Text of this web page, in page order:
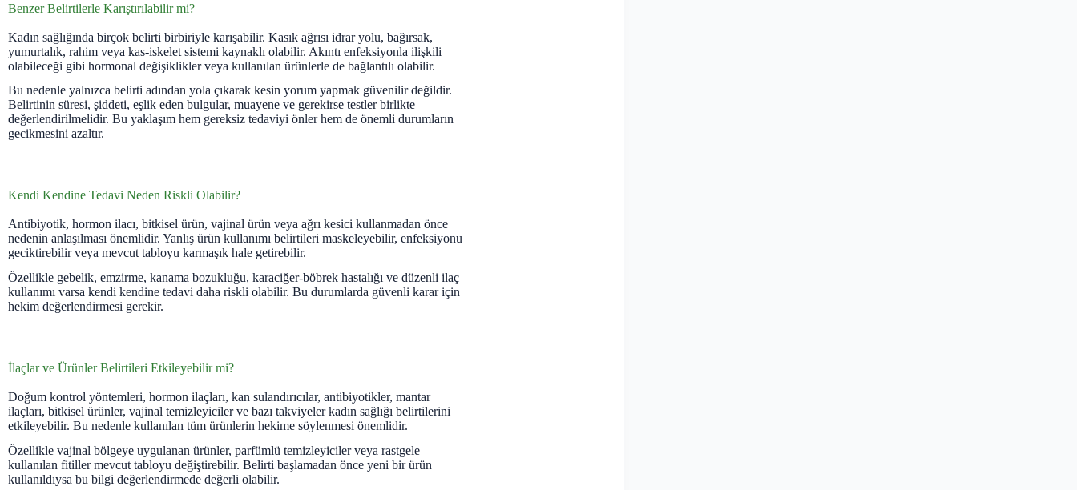
Benzer Belirtilerle Karıştırılabilir mi?
Kadın sağlığında birçok belirti birbiriyle karışabilir. Kasık ağrısı idrar yolu, bağırsak,
yumurtalık, rahim veya kas-iskelet sistemi kaynaklı olabilir. Akıntı enfeksiyonla ilişkili
olabileceği gibi hormonal değişiklikler veya kullanılan ürünlerle de bağlantılı olabilir.
Bu nedenle yalnızca belirti adından yola çıkarak kesin yorum yapmak güvenilir değildir.
Belirtinin süresi, şiddeti, eşlik eden bulgular, muayene ve gerekirse testler birlikte
değerlendirilmelidir. Bu yaklaşım hem gereksiz tedaviyi önler hem de önemli durumların
gecikmesini azaltır.
Kendi Kendine Tedavi Neden Riskli Olabilir?
Antibiyotik, hormon ilacı, bitkisel ürün, vajinal ürün veya ağrı kesici kullanmadan önce
nedenin anlaşılması önemlidir. Yanlış ürün kullanımı belirtileri maskeleyebilir, enfeksiyonu
geciktirebilir veya mevcut tabloyu karmaşık hale getirebilir.
Özellikle gebelik, emzirme, kanama bozukluğu, karaciğer-böbrek hastalığı ve düzenli ilaç
kullanımı varsa kendi kendine tedavi daha riskli olabilir. Bu durumlarda güvenli karar için
hekim değerlendirmesi gerekir.
İlaçlar ve Ürünler Belirtileri Etkileyebilir mi?
Doğum kontrol yöntemleri, hormon ilaçları, kan sulandırıcılar, antibiyotikler, mantar
ilaçları, bitkisel ürünler, vajinal temizleyiciler ve bazı takviyeler kadın sağlığı belirtilerini
etkileyebilir. Bu nedenle kullanılan tüm ürünlerin hekime söylenmesi önemlidir.
Özellikle vajinal bölgeye uygulanan ürünler, parfümlü temizleyiciler veya rastgele
kullanılan fitiller mevcut tabloyu değiştirebilir. Belirti başlamadan önce yeni bir ürün
kullanıldıysa bu bilgi değerlendirmede değerli olabilir.